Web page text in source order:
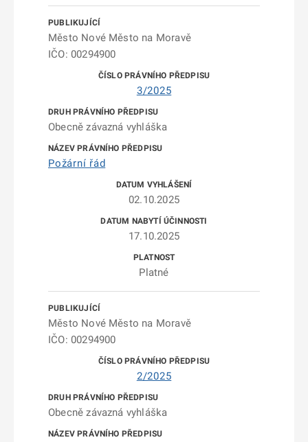
Město Nové Město na Moravě
IČO: 00294900
3/2025
Obecně závazná vyhláška
Požární řád
02.10.2025
17.10.2025
Platné
Město Nové Město na Moravě
IČO: 00294900
2/2025
Obecně závazná vyhláška